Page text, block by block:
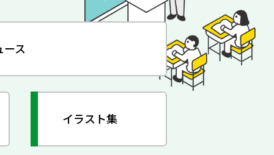
ース
イラスト集